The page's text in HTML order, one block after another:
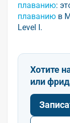
плаванию:
плаванию в
Level I.
Хотите
или